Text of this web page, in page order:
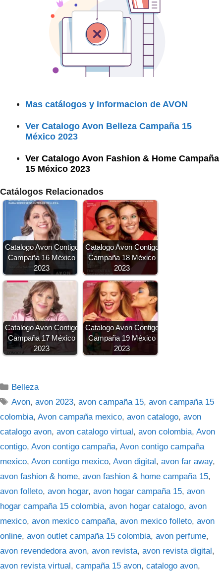
Mas catálogos y informacion de AVON
Ver Catalogo Avon Belleza Campaña 15
México 2023
Ver Catalogo Avon Fashion & Home Campaña
15 México 2023
Catálogos Relacionados
Catalogo Avon Contigo
Campaña 16 México
2023
Catalogo Avon Contigo
Campaña 18 México
2023
Catalogo Avon Contigo
Campaña 17 México
2023
Catalogo Avon Contigo
Campaña 19 México
2023
Categorías
Belleza
Etiquetas
Avon,avon 2023,avon campaña 15,avon campaña 15
colombia, Avon campaña mexico, avon catalogo, avon
catalogo avon, avon catalogo virtual , avon colombia, Avon
contigo, Avon contigo campaña, Avon contigo campaña
mexico, Avon contigo mexico, Avon digital , avon far away,
avon fashion & home, avon fashion & home campaña 15,
avon folleto, avon hogar, avon hogar campaña 15, avon
hogar campaña 15 colombia, avon hogar catalogo, avon
mexico, avon mexico campaña, avon mexico folleto, avon
online, avon outlet campaña 15 colombia, avon perfume,
avon revendedora avon, avon revista, avon revista digital ,
avon revista virtual , campaña 15 avon, catalogo avon,